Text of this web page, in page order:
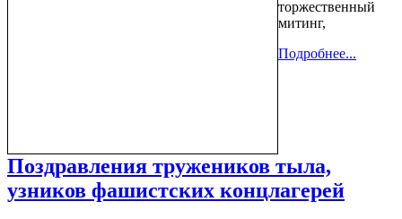
торжественный
митинг,
Подробнее...
Поздравления тружеников тыла,
узников фашистских концлагерей